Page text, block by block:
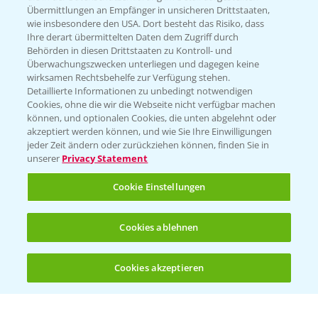
(noch 4)
WEBSITE BESUCHEN
Entdecken Sie unsere Agrar-Apps
App Übersicht
Übermittlungen an Empfänger in unsicheren Drittstaaten,
wie insbesondere den USA. Dort besteht das Risiko, dass
Ihre derart übermittelten Daten dem Zugriff durch
Behörden in diesen Drittstaaten zu Kontroll- und
Überwachungszwecken unterliegen und dagegen keine
wirksamen Rechtsbehelfe zur Verfügung stehen.
Detaillierte Informationen zu unbedingt notwendigen
Cookies, ohne die wir die Webseite nicht verfügbar machen
können, und optionalen Cookies, die unten abgelehnt oder
akzeptiert werden können, und wie Sie Ihre Einwilligungen
jeder Zeit ändern oder zurückziehen können, finden Sie in
unserer Privacy Statement
Cookie Einstellungen
Cookies ablehnen
Cookies akzeptieren